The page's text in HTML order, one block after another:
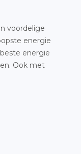
voordelige
energie
energie
Ook met